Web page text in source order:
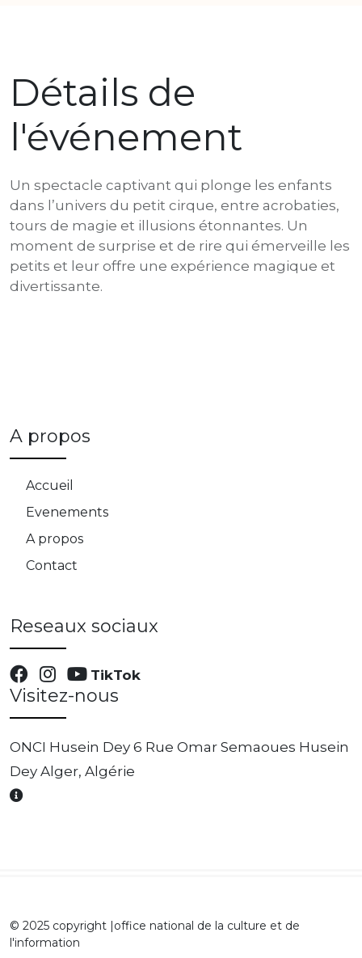
0 DZD
Détails de
l'événement
Un spectacle captivant qui plonge les enfants
dans l’univers du petit cirque, entre acrobaties,
tours de magie et illusions étonnantes. Un
moment de surprise et de rire qui émerveille les
petits et leur offre une expérience magique et
divertissante.
A propos
Accueil
Evenements
A propos
Contact
Reseaux sociaux
TikTok
Visitez-nous
ONCI Husein Dey 6 Rue Omar Semaoues Husein
Dey Alger, Algérie
© 2025 copyright |office national de la culture et de
l'information